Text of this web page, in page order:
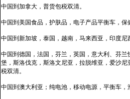
中国到加拿大，普货包税双清。
中国到美国食品，护肤品，电子产品平衡车，保
中国到新加坡，泰国，越南，马来西亚，印度
中国到德国，法国，芬兰，英国，意大利、芬
堡，斯洛伐克，斯洛文尼亚，拉脱维亚，爱沙
税双清。
中国到澳大利亚；纯电池，移动电源，平衡车